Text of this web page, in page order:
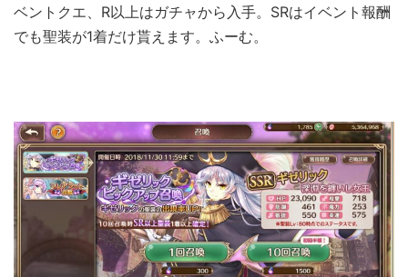
ベントクエ、R以上はガチャから入手。SRはイベント報酬
でも聖装が1着だけ貰えます。ふーむ。